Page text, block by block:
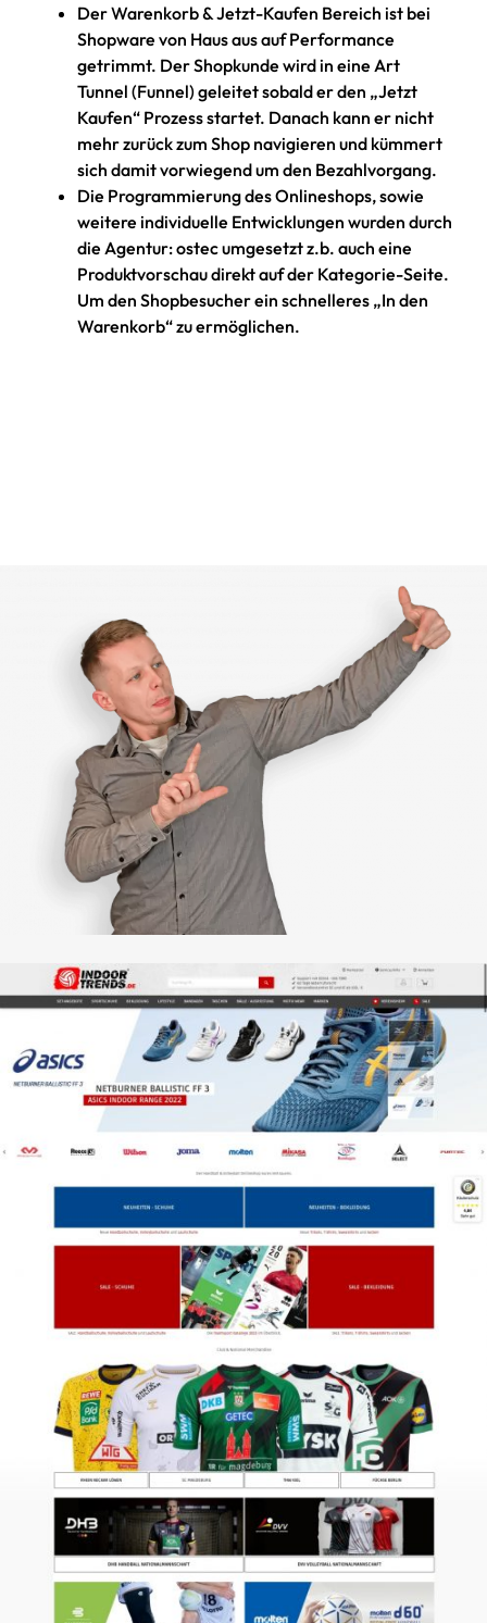
Der Warenkorb & Jetzt-Kaufen Bereich ist bei
Shopware von Haus aus auf Performance
getrimmt. Der Shopkunde wird in eine Art
Tunnel (Funnel) geleitet sobald er den „Jetzt
Kaufen“ Prozess startet. Danach kann er nicht
mehr zurück zum Shop navigieren und kümmert
sich damit vorwiegend um den Bezahlvorgang.
Die Programmierung des Onlineshops, sowie
weitere individuelle Entwicklungen wurden durch
die Agentur: ostec umgesetzt z.b. auch eine
Produktvorschau direkt auf der Kategorie-Seite.
Um den Shopbesucher ein schnelleres „In den
Warenkorb“ zu ermöglichen.